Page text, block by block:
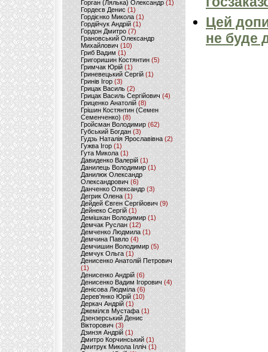
Горган (Лялька) Олександр(1)
Гордеєв Денис (1)
Гордієнко Микола (1)
Гордійчук Андрій (1)
Гордон Дмитро (7)
Грановський Олександр
Михайлович (10)
Гриб Вадим (1)
Григоришин Костянтин (5)
Гримчак Юрій(1)
Гриневецький Сергій(1)
Гринів Ігор (3)
Грицак Василь (2)
Грицак Василь Сергійович (4)
Гриценко Анатолій (8)
Грішин Костянтин (Семен
Семенченко)(8)
Гройсман Володимир(62)
Губський Богдан (3)
Гудзь Наталія Ярославівна(2)
Гужва Ігор (1)
Гута Микола (1)
Давиденко Валерій (1)
Данилець Володимир(1)
Данилюк Олександр
Олександрович (6)
Данченко Олександр (3)
Дегрик Олена(1)
Дейдей Євген Сергійович(9)
Дейнеко Сергій (1)
Демішкан Володимир(1)
Демчак Руслан (12)
Демченко Людмила (1)
Демчина Павло (4)
Демчишин Володимир (5)
Демчук Ольга(1)
Денисенко Анатолій Петрович
(1)
Денисенко Андрій (6)
Денисенко Вадим Ігорович (4)
Денісова Людміла(6)
Дерев'янко Юрій(10)
Деркач Андрій(1)
Джемілєв Мустафа (1)
Дзензерський Денис
Вікторович (3)
Дзинзя Андрій (1)
Дмитро Корчинський (1)
Дмитрук Микола Ілліч (1)
Цей
не буде